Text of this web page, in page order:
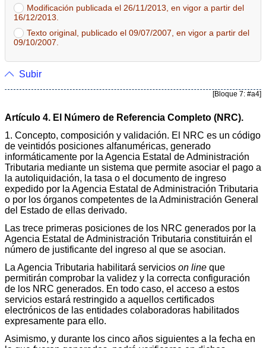
Modificación publicada el 26/11/2013, en vigor a partir del
16/12/2013.
Texto original, publicado el 09/07/2007, en vigor a partir del
09/10/2007.
Subir
[Bloque 7: #a4]
Artículo 4. El Número de Referencia Completo (NRC).
1. Concepto, composición y validación. El NRC es un código
de veintidós posiciones alfanuméricas, generado
informáticamente por la Agencia Estatal de Administración
Tributaria mediante un sistema que permite asociar el pago a
la autoliquidación, la tasa o el documento de ingreso
expedido por la Agencia Estatal de Administración Tributaria
o por los órganos competentes de la Administración General
del Estado de ellas derivado.
Las trece primeras posiciones de los NRC generados por la
Agencia Estatal de Administración Tributaria constituirán el
número de justificante del ingreso al que se asocian.
La Agencia Tributaria habilitará servicios on line que
permitirán comprobar la validez y la correcta configuración
de los NRC generados. En todo caso, el acceso a estos
servicios estará restringido a aquellos certificados
electrónicos de las entidades colaboradoras habilitados
expresamente para ello.
Asimismo, y durante los cinco años siguientes a la fecha en